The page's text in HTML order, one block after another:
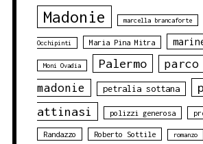
Madonie marcella brancaforte
Occhipinti Maria Pina Mitra
Moni Ovadia Palermo
madonie
petralia sottana
attinasi
polizzi generosa
Randazzo Roberto Sottile romanzo